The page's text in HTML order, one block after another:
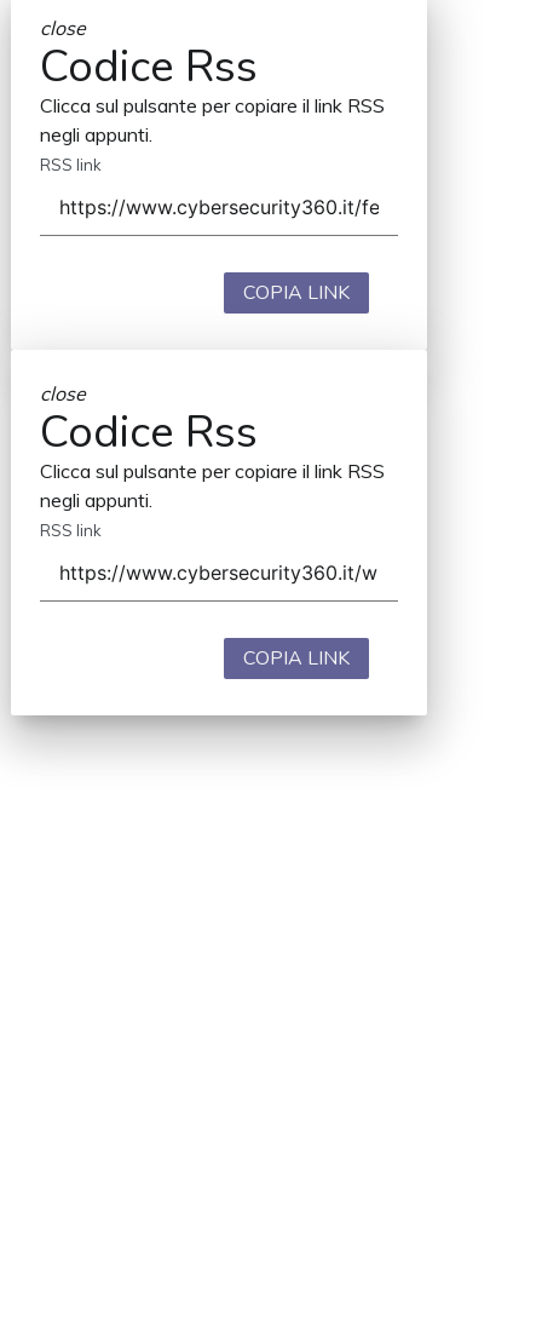
close
Codice Rss
Clicca sul pulsante per copiare il link RSS
negli appunti.
RSS link
COPIA LINK
close
Codice Rss
Clicca sul pulsante per copiare il link RSS
negli appunti.
RSS link
COPIA LINK